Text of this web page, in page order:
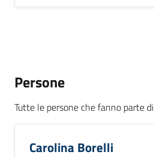
Persone
Tutte le persone che fanno parte
Carolina Borelli